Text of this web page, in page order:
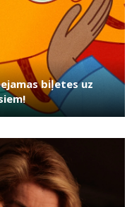
biļetes uz